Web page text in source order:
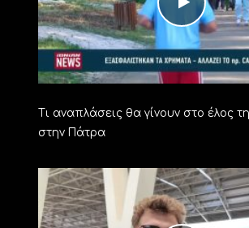
Τι αναπλάσεις θα γίνουν στο έλος
στην Πάτρα